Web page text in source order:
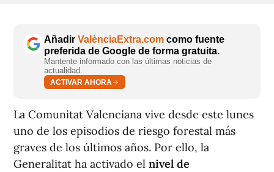
Añadir ValènciaExtra.com como fuente
preferida de Google de forma gratuita.
Mantente informado con las últimas noticias de
actualidad.
ACTIVAR AHORA
La Comunitat Valenciana vive desde este lunes
uno de los episodios de riesgo forestal más
graves de los últimos años. Por ello, la
Generalitat ha activado el nivel de